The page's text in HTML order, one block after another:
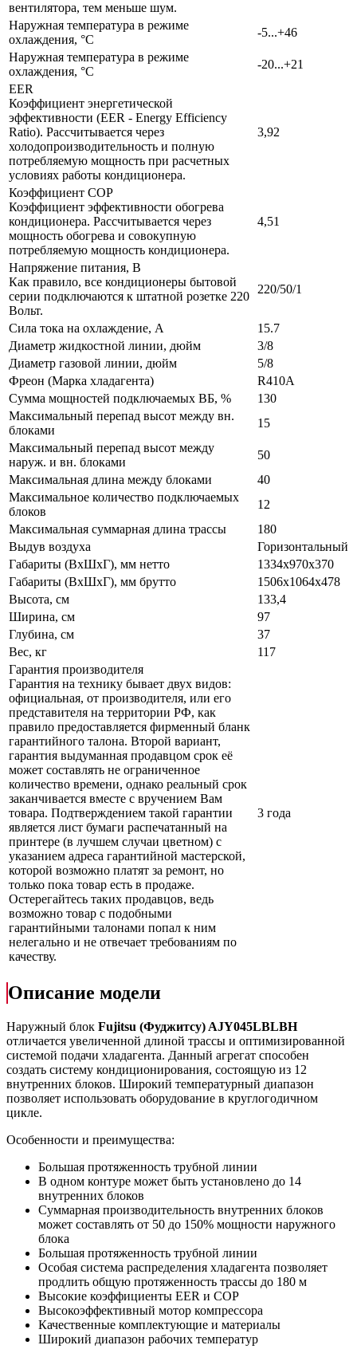
вентилятора, тем меньше шум.
Наружная температура в режиме
охлаждения, °C
-5...+46
Наружная температура в режиме
охлаждения, °C
-20...+21
EER
Коэффициент энергетической
эффективности (EER - Energy Efficiency
Ratio). Рассчитывается через
холодопроизводительность и полную
потребляемую мощность при расчетных
условиях работы кондиционера.
3,92
Коэффициент COP
Коэффициент эффективности обогрева
кондиционера. Рассчитывается через
мощность обогрева и совокупную
потребляемую мощность кондиционера.
4,51
Напряжение питания, В
Как правило, все кондиционеры бытовой
серии подключаются к штатной розетке 220
Вольт.
220/50/1
Сила тока на охлаждение, А
15.7
Диаметр жидкостной линии, дюйм
3/8
Диаметр газовой линии, дюйм
5/8
Фреон (Марка хладагента)
R410A
Сумма мощностей подключаемых ВБ, %
130
Максимальный перепад высот между вн.
блоками
15
Максимальный перепад высот между
наруж. и вн. блоками
50
Максимальная длина между блоками
40
Максимальное количество подключаемых
блоков
12
Максимальная суммарная длина трассы
180
Выдув воздуха
Горизонтальный
Габариты (ВxШxГ), мм нетто
1334х970х370
Габариты (ВxШxГ), мм брутто
1506х1064х478
Высота, см
133,4
Ширина, см
97
Глубина, см
37
Вес, кг
117
Гарантия производителя
Гарантия на технику бывает двух видов:
официальная, от производителя, или его
представителя на территории РФ, как
правило предоставляется фирменный бланк
гарантийного талона. Второй вариант,
гарантия выдуманная продавцом срок её
может составлять не ограниченное
количество времени, однако реальный срок
заканчивается вместе с вручением Вам
товара. Подтверждением такой гарантии
является лист бумаги распечатанный на
принтере (в лучшем случаи цветном) с
указанием адреса гарантийной мастерской,
которой возможно платят за ремонт, но
только пока товар есть в продаже.
Остерегайтесь таких продавцов, ведь
возможно товар с подобными
гарантийными талонами попал к ним
нелегально и не отвечает требованиям по
качеству.
3 года
Описание модели
Наружный блок Fujitsu (Фуджитсу) AJY045LBLBH
отличается увеличенной длиной трассы и оптимизированной
системой подачи хладагента. Данный агрегат способен
создать систему кондиционирования, состоящую из 12
внутренних блоков. Широкий температурный диапазон
позволяет использовать оборудование в круглогодичном
цикле.
Особенности и преимущества:
Большая протяженность трубной линии
В одном контуре может быть установлено до 14
внутренних блоков
Суммарная производительность внутренних блоков
может составлять от 50 до 150% мощности наружного
блока
Большая протяженность трубной линии
Особая система распределения хладагента позволяет
продлить общую протяженность трассы до 180 м
Высокие коэффициенты EER и СОР
Высокоэффективный мотор компрессора
Качественные комплектующие и материалы
Широкий диапазон рабочих температур